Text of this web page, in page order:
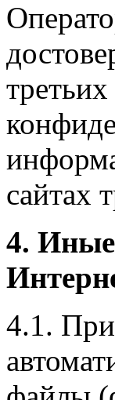
сайтах
4.
4.1. При